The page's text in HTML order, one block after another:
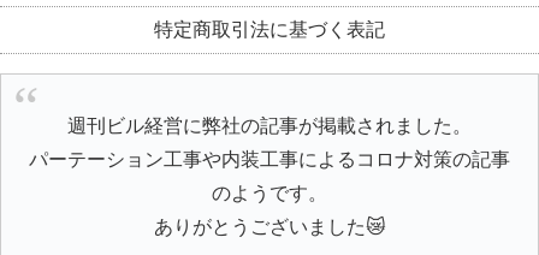
特定商取引法に基づく表記
週刊ビル経営に弊社の記事が掲載されました。
パーテーション工事や内装工事によるコロナ対策の記事
のようです。
ありがとうございました😿